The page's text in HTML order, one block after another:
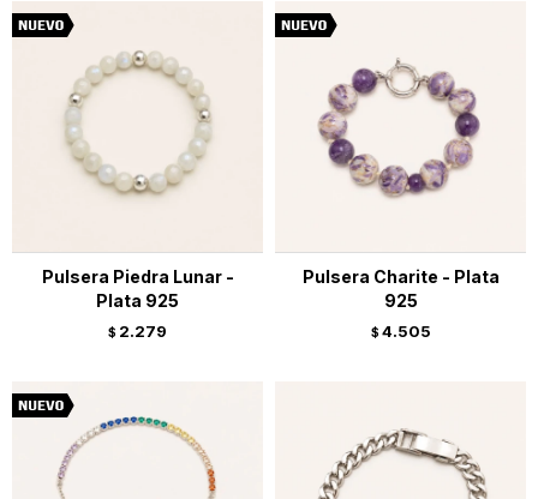
Pulsera Piedra Lunar -
Plata 925
$ 2.279
Pulsera Charite - Plata
925
$ 4.505